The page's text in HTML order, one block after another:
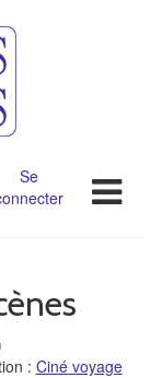
Se
: Ciné voyage